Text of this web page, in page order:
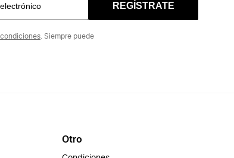
REGÍSTRATE
. Siempre puede
Otro